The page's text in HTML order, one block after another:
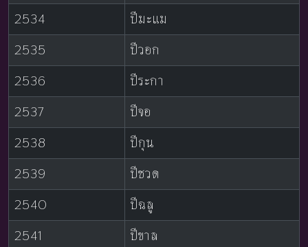
2534
ปีมะแม
2535
ปีวอก
2536
ปีระกา
2537
ปีจอ
2538
ปีกุน
2539
ปีชวด
2540
ปีฉลู
2541
ปีขาล